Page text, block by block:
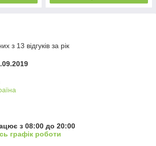
з 13 відгуків за рік
з 08:00 до 20:00
графік роботи